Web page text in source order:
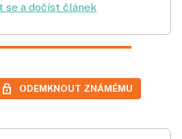
se a dočíst článek
ODEMKNOUT ZNÁMÉMU